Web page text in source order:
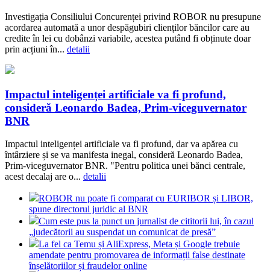
Investigația Consiliului Concurenței privind ROBOR nu presupune
acordarea automată a unor despăgubiri clienților băncilor care au
credite în lei cu dobânzi variabile, acestea putând fi obținute doar
prin acțiuni în... detalii
Impactul inteligenței artificiale va fi profund,
consideră Leonardo Badea, Prim-viceguvernator
BNR
Impactul inteligenței artificiale va fi profund, dar va apărea cu
întârziere și se va manifesta inegal, consideră Leonardo Badea,
Prim-viceguvernator BNR. "Pentru politica unei bănci centrale,
acest decalaj are o... detalii
ROBOR nu poate fi comparat cu EURIBOR și LIBOR,
spune directorul juridic al BNR
Cum este pus la punct un jurnalist de cititorii lui, în cazul
„judecătorii au suspendat un comunicat de presă”
La fel ca Temu și AliExpress, Meta și Google trebuie
amendate pentru promovarea de informații false destinate
înșelătoriilor și fraudelor online